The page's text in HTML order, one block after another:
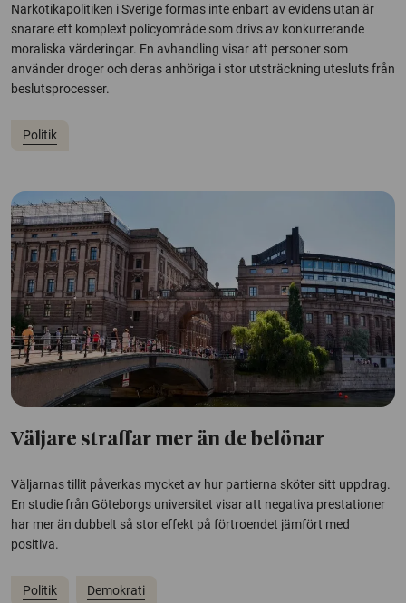
Narkotikapolitiken i Sverige formas inte enbart av evidens utan är
snarare ett komplext policyområde som drivs av konkurrerande
moraliska värderingar. En avhandling visar att personer som
använder droger och deras anhöriga i stor utsträckning utesluts från
beslutsprocesser.
Politik
Väljare straffar mer än de belönar
Väljarnas tillit påverkas mycket av hur partierna sköter sitt uppdrag.
En studie från Göteborgs universitet visar att negativa prestationer
har mer än dubbelt så stor effekt på förtroendet jämfört med
positiva.
Politik Demokrati